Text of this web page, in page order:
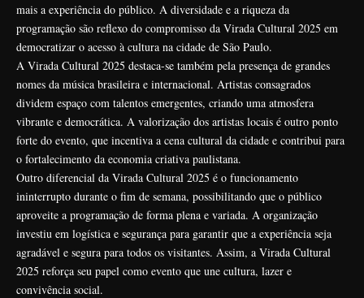
mais a experiência do público. A diversidade e a riqueza da
programação são reflexo do compromisso da Virada Cultural 2025 em
democratizar o acesso à cultura na cidade de São Paulo.
A Virada Cultural 2025 destaca-se também pela presença de grandes
nomes da música brasileira e internacional. Artistas consagrados
dividem espaço com talentos emergentes, criando uma atmosfera
vibrante e democrática. A valorização dos artistas locais é outro ponto
forte do evento, que incentiva a cena cultural da cidade e contribui para
o fortalecimento da economia criativa paulistana.
Outro diferencial da Virada Cultural 2025 é o funcionamento
ininterrupto durante o fim de semana, possibilitando que o público
aproveite a programação de forma plena e variada. A organização
investiu em logística e segurança para garantir que a experiência seja
agradável e segura para todos os visitantes. Assim, a Virada Cultural
2025 reforça seu papel como evento que une cultura, lazer e
convivência social.